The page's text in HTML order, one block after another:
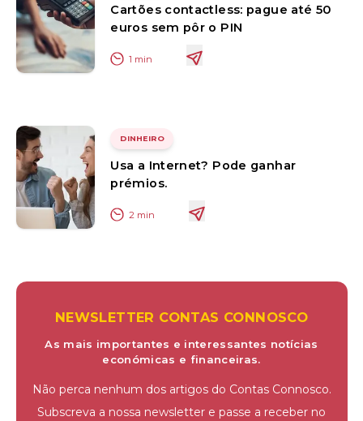
Cartões contactless: pague até 50
euros sem pôr o PIN
1 min
DINHEIRO
Usa a Internet? Pode ganhar
prémios.
2 min
NEWSLETTER CONTAS CONNOSCO
As mais importantes e interessantes notícias
económicas e financeiras.
Não perca nenhum dos artigos do Contas Connosco.
Subscreva a nossa newsletter e passe a receber no